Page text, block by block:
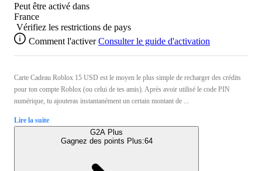
Peut être activé dans
France
Vérifiez les restrictions de pays
Comment l'activer Consulter le guide d'activation
Carte Cadeau Roblox 15 USD est le moyen le plus simple de recharger des crédits
pour ton compte Roblox (ou celui de tes amis). Après avoir utilisé le code PIN
numérique, tu ajouteras instantanément un certain montant de ...
Lire la suite
G2A Plus
Gagnez des points Plus:64